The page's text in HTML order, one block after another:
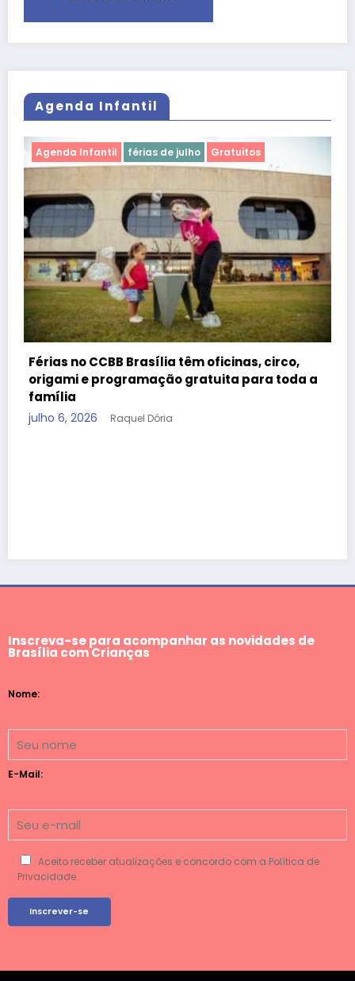
Agenda Infantil
a
Agenda Infantil férias de julho Gratuitos
Inscreva-se para acompanhar as novidades de
Brasília com Crianças
Nome:
E-Mail:
Aceito receber atualizações e concordo com a Política de
Privacidade.